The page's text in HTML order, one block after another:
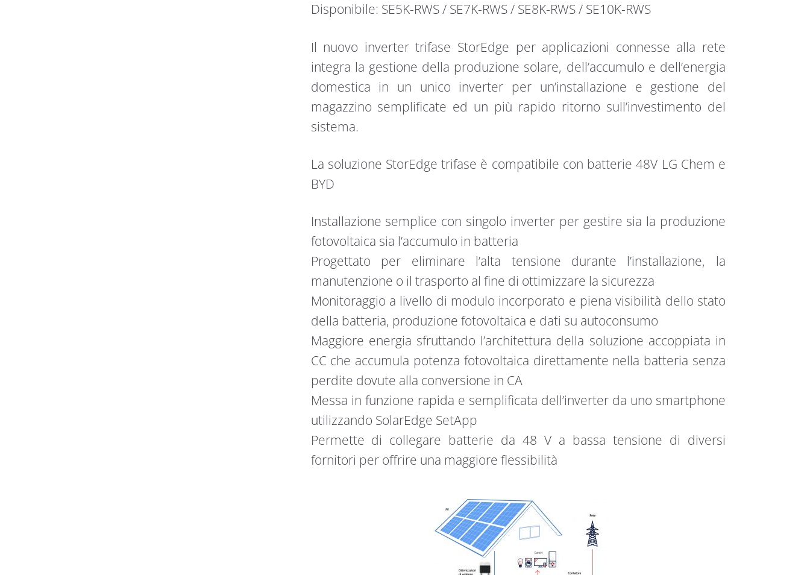
Disponibile: SE5K-RWS / SE7K-RWS / SE8K-RWS / SE10K-RWS
Il nuovo inverter trifase StorEdge per applicazioni connesse alla rete
integra la gestione della produzione solare, dell’accumulo e dell’energia
domestica in un unico inverter per un’installazione e gestione del
magazzino semplificate ed un più rapido ritorno sull’investimento del
sistema.
La soluzione StorEdge trifase è compatibile con batterie 48V LG Chem e
BYD
Installazione semplice con singolo inverter per gestire sia la produzione
fotovoltaica sia l’accumulo in batteria
Progettato per eliminare l’alta tensione durante l’installazione, la
manutenzione o il trasporto al fine di ottimizzare la sicurezza
Monitoraggio a livello di modulo incorporato e piena visibilità dello stato
della batteria, produzione fotovoltaica e dati su autoconsumo
Maggiore energia sfruttando l’architettura della soluzione accoppiata in
CC che accumula potenza fotovoltaica direttamente nella batteria senza
perdite dovute alla conversione in CA
Messa in funzione rapida e semplificata dell’inverter da uno smartphone
utilizzando SolarEdge SetApp
Permette di collegare batterie da 48 V a bassa tensione di diversi
fornitori per offrire una maggiore flessibilità